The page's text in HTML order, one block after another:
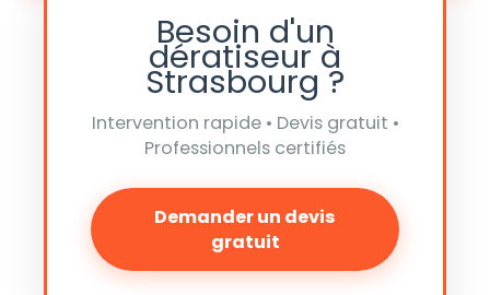
Besoin d'un
dératiseur à
Strasbourg ?
Intervention rapide • Devis gratuit •
Professionnels certifiés
Demander un devis
gratuit